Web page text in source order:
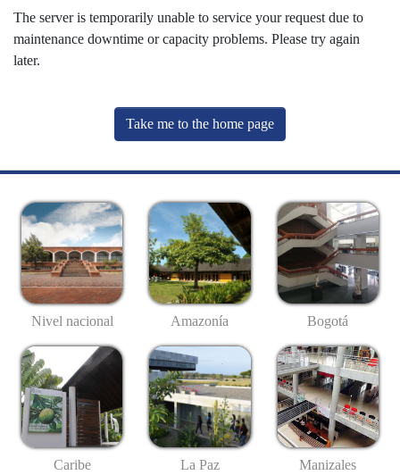
The server is temporarily unable to service your request due to
maintenance downtime or capacity problems. Please try again
later.
Take me to the home page
Nivel nacional Amazonía Bogotá
Caribe La Paz Manizales